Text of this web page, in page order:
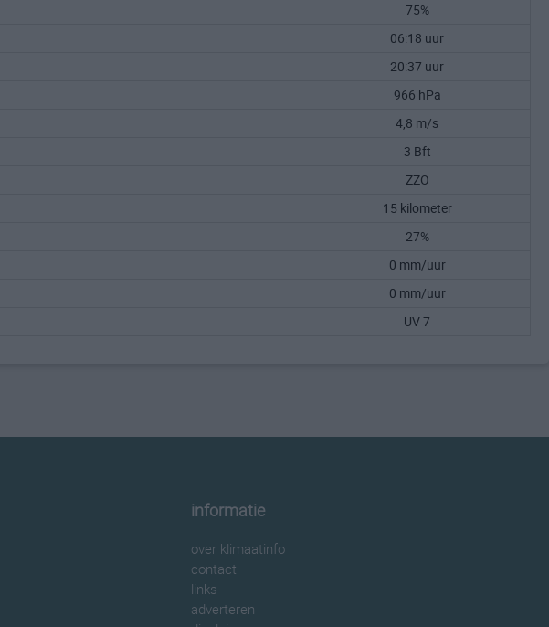
75%
06:18 uur
20:37 uur
966 hPa
4,8 m/s
3 Bft
ZZO
15 kilometer
27%
0 mm/uur
0 mm/uur
UV 7
informatie
over klimaatinfo
contact
links
adverteren